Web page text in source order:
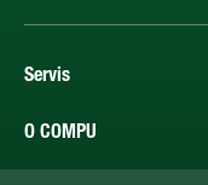
Servis
O COMPU